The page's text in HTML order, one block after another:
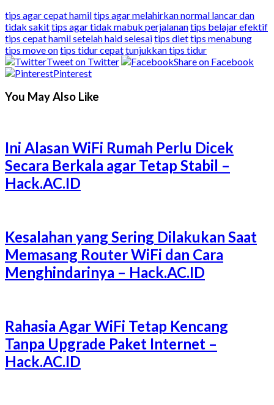
tips agar cepat hamiltips agar melahirkan normal lancar dan
tidak sakittips agar tidak mabuk perjalanantips belajar efektif
tips cepat hamil setelah haid selesaitips diettips menabung
tips move ontips tidur cepattunjukkan tips tidur
Tweet on Twitter
Share on Facebook
Pinterest
You May Also Like
Ini Alasan WiFi Rumah Perlu Dicek
Secara Berkala agar Tetap Stabil –
Hack.AC.ID
Kesalahan yang Sering Dilakukan Saat
Memasang Router WiFi dan Cara
Menghindarinya – Hack.AC.ID
Rahasia Agar WiFi Tetap Kencang
Tanpa Upgrade Paket Internet –
Hack.AC.ID